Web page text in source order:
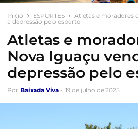
Início ESPORTES
Atletas e moradores
a depressão pelo esporte
Atletas e
Nova Iguaçu
depressão pelo
Por Baixada Viva - 19 de julho de 2025